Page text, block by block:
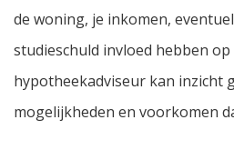
de woning, je inkomen,
studieschuld invloed hebben
hypotheekadviseur kan inzicht
mogelijkheden en voorkomen